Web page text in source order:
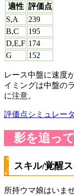
適性 評価点
S,A
239
B,C
195
D,E,F 174
G
152
レース中盤に速度
イミングは中盤の
に注意。
評価点シミュレー
影を追っ
スキル/覚醒
所持ウマ娘はいませ